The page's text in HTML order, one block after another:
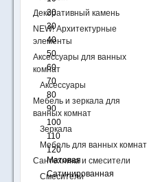
Декоративный камень
NEW! Архитектурные
элементы
Аксессуары для ванных
комнат
Аксессуары
Мебель и зеркала для
ванных комнат
Зеркала
Мебель для ванных комнат
Сантехника и смесители
Смесители
20
30
40
50
60
70
80
90
100
110
120
Матовая
Сатинированная